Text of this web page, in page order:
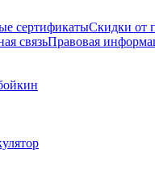
сертификатыСкидки от
связьПравовая